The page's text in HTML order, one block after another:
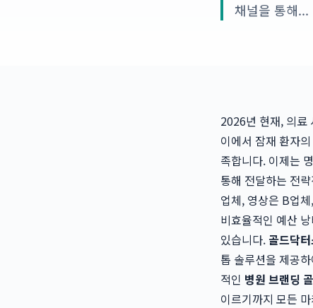
채널을 통해...
2026년 현재, 의료
이에서 잠재 환자
족합니다. 이제는
통해 전달하는 전
업체, 영상은 B업
비효율적인 예산
있습니다. 골드닥
톱 솔루션을 제공
적인 병원 브랜딩
이르기까지 모든